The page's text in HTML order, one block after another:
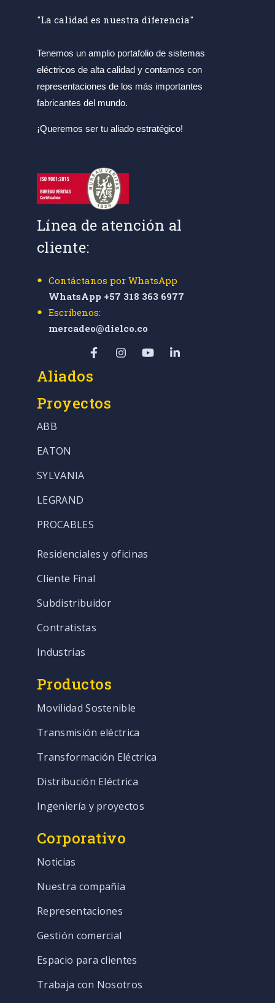
"La calidad es nuestra diferencia"
Tenemos un amplio portafolio de sistemas
eléctricos de alta calidad y contamos con
representaciones de los más importantes
fabricantes del mundo.
¡Queremos ser tu aliado estratégico!
Línea de atención al
cliente:
Contáctanos por WhatsApp
WhatsApp +57 318 363 6977
Escríbenos:
mercadeo@dielco.co
Aliados
Proyectos
ABB
EATON
SYLVANIA
LEGRAND
PROCABLES
Residenciales y oficinas
Cliente Final
Subdistribuidor
Contratistas
Industrias
Productos
Movilidad Sostenible
Transmisión eléctrica
Transformación Eléctrica
Distribución Eléctrica
Ingeniería y proyectos
Corporativo
Noticias
Nuestra compañía
Representaciones
Gestión comercial
Espacio para clientes
Trabaja con Nosotros